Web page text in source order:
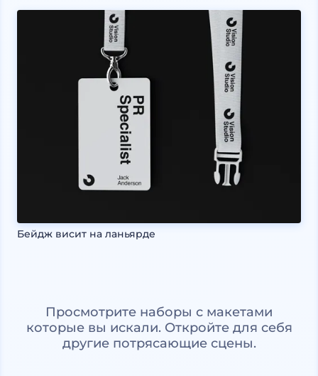
Бейдж висит на ланьярде
Просмотрите наборы с макетами
которые вы искали. Откройте для себя
другие потрясающие сцены.